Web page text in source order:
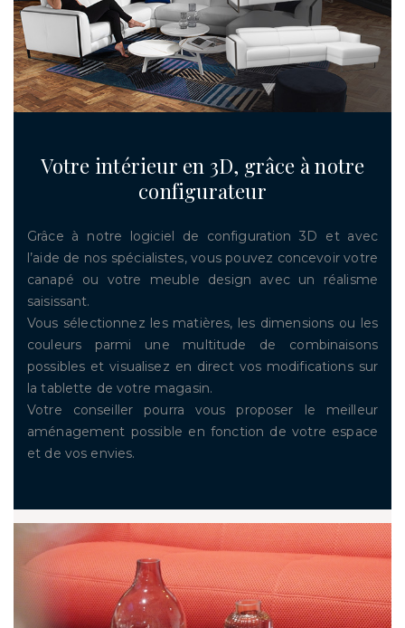
Votre intérieur en 3D, grâce à notre
configurateur
Grâce à notre logiciel de configuration 3D et avec
l’aide de nos spécialistes, vous pouvez concevoir votre
canapé ou votre meuble design avec un réalisme
saisissant.
Vous sélectionnez les matières, les dimensions ou les
couleurs parmi une multitude de combinaisons
possibles et visualisez en direct vos modifications sur
la tablette de votre magasin.
Votre conseiller pourra vous proposer le meilleur
aménagement possible en fonction de votre espace
et de vos envies.